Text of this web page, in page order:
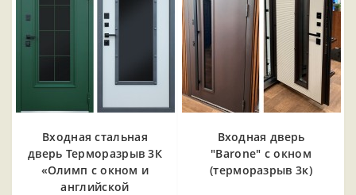
Входная cтальная
дверь Терморазрыв 3К
«Олимп с окном и
английской
Входная дверь
"Barone" с окном
(терморазрыв 3к)